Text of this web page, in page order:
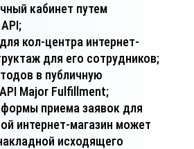
кабинет путем
кол-центра интернет-
для его сотрудников;
в публичную
Major Fulfillment;
приема заявок для
интернет-магазин может
исходящего